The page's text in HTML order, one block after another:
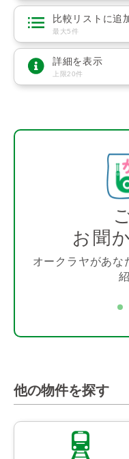
比較リストに追
最大5件
詳細を表示
上限20件
お聞
オークラヤがあな
他の物件を探す